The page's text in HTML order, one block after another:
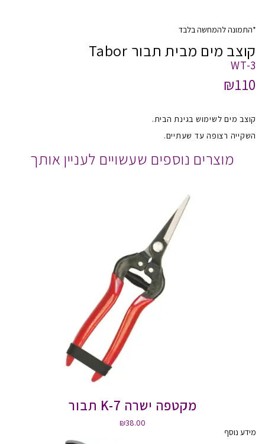
*התמונה להמחשה בלבד
קוצב מים מבית תבור Tabor
WT-3
₪110
קוצב מים לשימוש בגינת הבית.
השקייה רצופה עד שעתיים.
מוצרים נוספים שעשויים לעניין אותך
מקטפה ישרה K-7 תבור
₪38.00
מידע נוסף